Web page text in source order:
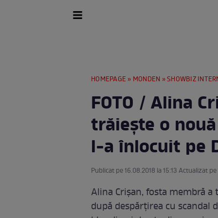
HOMEPAGE » MONDEN »SHOWBIZ
FOTO / Alina
trăiește o
l-a înlocuit pe
Publicat pe 16.08.2018 la 15:13 Actualizat
Alina Crișan, fosta membră
după despărțirea cu scandal